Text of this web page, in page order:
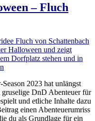
– Fluch
2023 hat unlängst
DnD Abenteuer für
und etliche Inhalte dazu
einen Abenteuerumriss
du als Grundlage für ein